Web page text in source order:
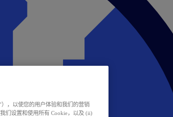
），以使您的用户体验和我们的营销
们设置和使用所有 Cookie，以及 (ii)